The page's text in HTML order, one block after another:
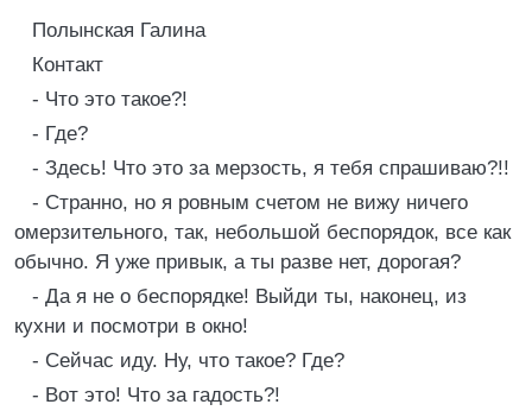
Полынская Галина
Контакт
- Что это такое?!
- Где?
- Здесь! Что это за мерзость, я тебя спрашиваю?!!
- Странно, но я ровным счетом не вижу ничего
омерзительного, так, небольшой беспорядок, все как
обычно. Я уже привык, а ты разве нет, дорогая?
- Да я не о беспорядке! Выйди ты, наконец, из
кухни и посмотри в окно!
- Сейчас иду. Ну, что такое? Где?
- Вот это! Что за гадость?!